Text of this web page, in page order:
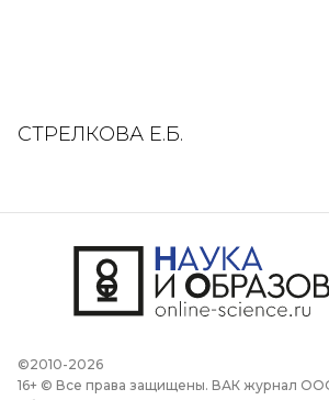
СТРЕЛКОВА Е.Б.
©2010-2026
16+ © Все права защищены. ВАК журнал